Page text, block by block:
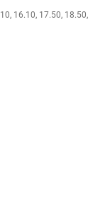
16.10, 17.50, 18.50,